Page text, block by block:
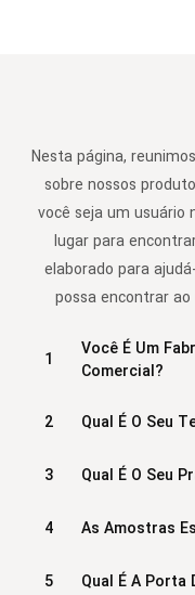
Nesta página,
sobre nossos
você seja um usuário
lugar para
elaborado para
possa encontrar
1
Você É Um
Comercial?
2 Qual É O Seu
3 Qual É O Seu
4 As Amostras
5 Qual É A Porta